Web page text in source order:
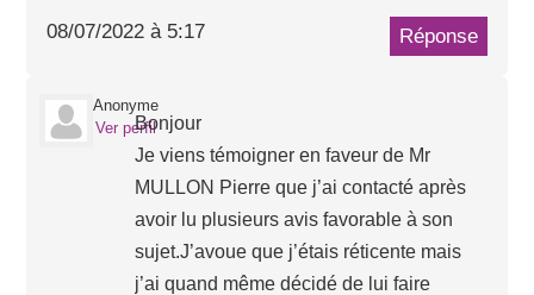
08/07/2022 à 5:17 Réponse
Anonyme
Ver perfilBonjour
Je viens témoigner en faveur de Mr
MULLON Pierre que j’ai contacté après
avoir lu plusieurs avis favorable à son
sujet.J’avoue que j’étais réticente mais
j’ai quand même décidé de lui faire